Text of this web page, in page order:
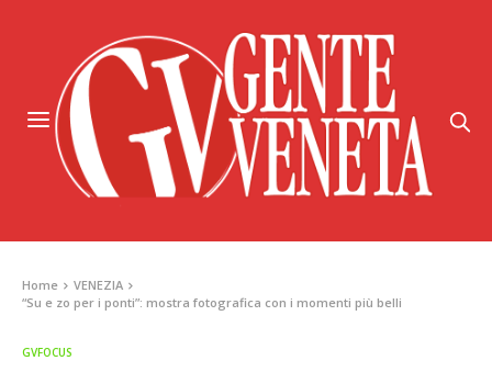
Home
VENEZIA
“Su e zo per i ponti”: mostra fotografica con i momenti più belli
GVFOCUS